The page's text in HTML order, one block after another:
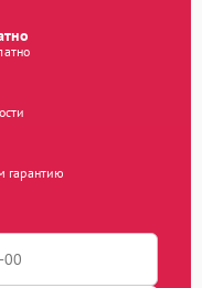
гарантию